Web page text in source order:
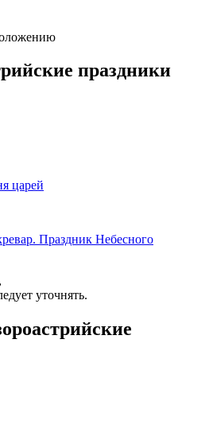
праздники
царей
Праздник Небесного
уточнять.